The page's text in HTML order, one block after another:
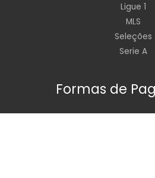
Ligue 1
MLS
Seleções
Serie A
Formas de